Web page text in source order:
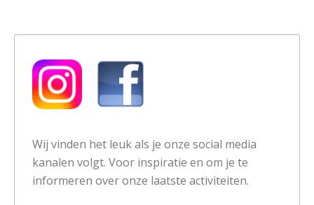
Wij vinden het leuk als je onze social media
kanalen volgt. Voor inspiratie en om je te
informeren over onze laatste activiteiten.